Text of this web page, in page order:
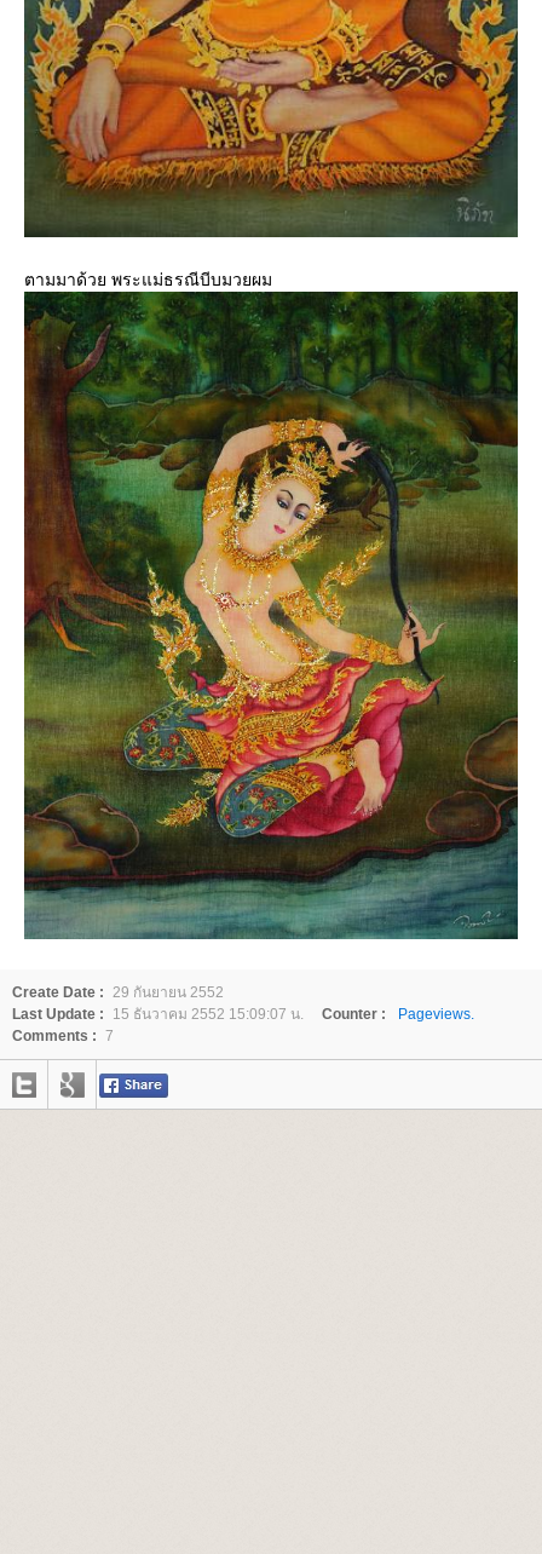
ตามมาด้วย พระแม่ธรณีบีบมวยผม
Create Date : 29 กันยายน 2552
Last Update :
15 ธันวาคม 2552 15:09:07 น. Counter :
Pageviews.
Comments : 7